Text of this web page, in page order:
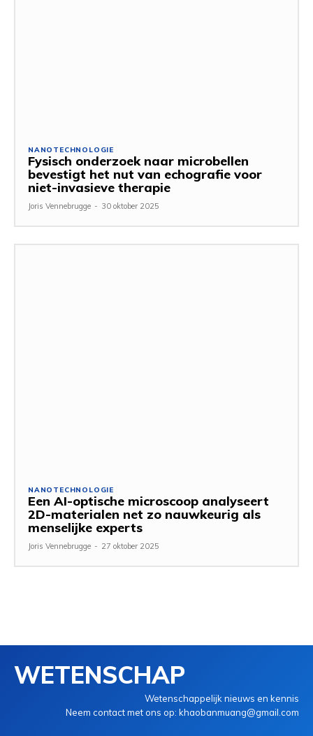
NANOTECHNOLOGIE
Fysisch onderzoek naar microbellen
bevestigt het nut van echografie voor
niet-invasieve therapie
Joris Vennebrugge - 30 oktober 2025
NANOTECHNOLOGIE
Een AI-optische microscoop analyseert
2D-materialen net zo nauwkeurig als
menselijke experts
Joris Vennebrugge - 27 oktober 2025
WETENSCHAP
Wetenschappelijk nieuws en kennis
Neem contact met ons op: khaobanmuang@gmail.com